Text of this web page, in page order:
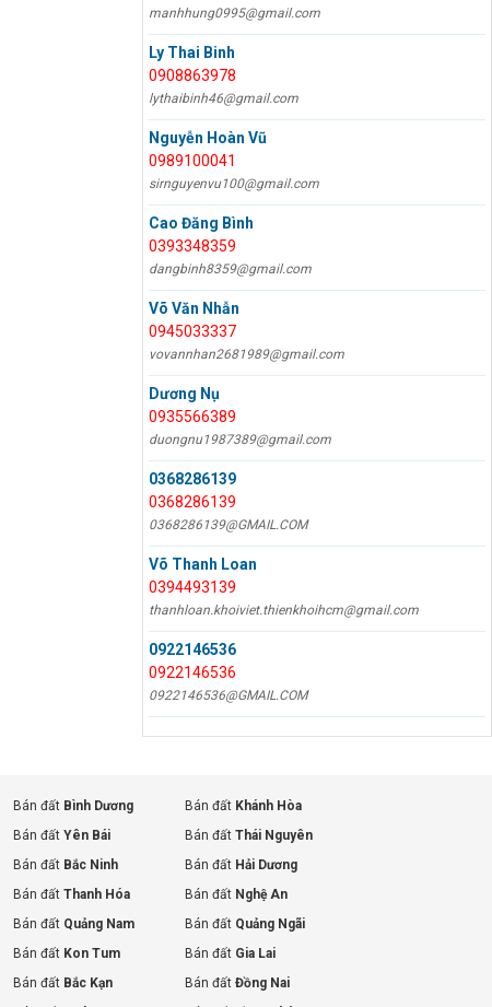
manhhung0995@gmail.com
Ly Thai Binh
0908863978
lythaibinh46@gmail.com
Nguyễn Hoàn Vũ
0989100041
sirnguyenvu100@gmail.com
Cao Đăng Bình
0393348359
dangbinh8359@gmail.com
Võ Văn Nhẫn
0945033337
vovannhan2681989@gmail.com
Dương Nụ
0935566389
duongnu1987389@gmail.com
0368286139
0368286139
0368286139@GMAIL.COM
Võ Thanh Loan
0394493139
thanhloan.khoiviet.thienkhoihcm@gmail.com
0922146536
0922146536
0922146536@GMAIL.COM
Bán đất Bình Dương Bán đất Khánh Hòa
Bán đất Yên Bái Bán đất Thái Nguyên
Bán đất Bắc Ninh Bán đất Hải Dương
Bán đất Thanh Hóa Bán đất Nghệ An
Bán đất Quảng Nam Bán đất Quảng Ngãi
Bán đất Kon Tum Bán đất Gia Lai
Bán đất Bắc Kạn Bán đất Đồng Nai